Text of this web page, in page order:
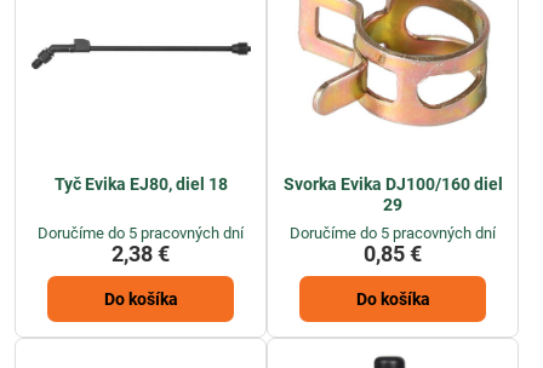
Tyč Evika EJ80, diel 18
Doručíme do 5 pracovných dní
2,38 €
Do košíka
Svorka Evika DJ100/160 diel
29
Doručíme do 5 pracovných dní
0,85 €
Do košíka